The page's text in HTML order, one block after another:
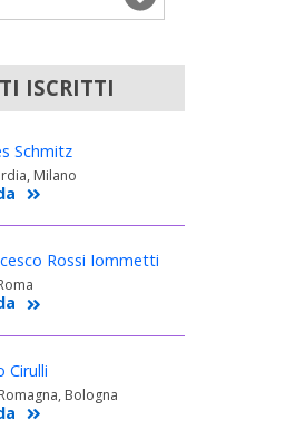
ISCRITTI
Schmitz
Milano
Rossi Iommetti
Cirulli
Bologna